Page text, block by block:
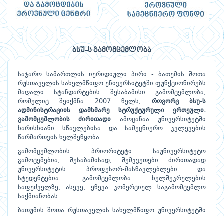
ბსუ-ს გამომცემლობა
საჯარო სამართლის იურიდიული პირი - ბათუმის შოთა
რუსთაველის სახელმწიფო უნივერსიტეტში ფუნქციონირებს
მაღალი სტანდარტების შესაბამისი გამომცემლობა,
რომელიც შეიქმნა 2007 წელს, როგორც ბსუ-ს
ადმინისტრაციის
დამხმარე სტრუქტურული
ერთეული.
გამომცემლობისძირითადი ამოცანაა უნივერსიტეტში
ხარისხიანი სწავლებისა და სამეცნიერო კვლევების
წარმართვის ხელშეწყობა.
გამომცემლობის პრიორიტეტი საუნივერსიტეტო
გამოცემებია, შესაბამისად, შემკვეთები ძირითადად
უნივერსიტეტის პროფესორ-მასწავლებლები და
სტუდენტებია. გამომცემლობა ხელშეკრულების
საფუძველზე, ასევე, ეწევა კომერციულ საგამომცემლო
საქმიანობას.
ბათუმის შოთა რუსთაველის სახელმწიფო უნივერსიტეტში